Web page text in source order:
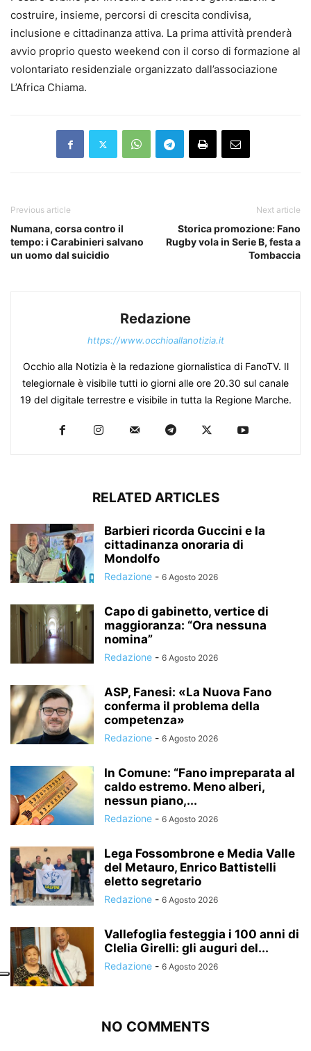
costruire, insieme, percorsi di crescita condivisa,
inclusione e cittadinanza attiva. La prima attività prenderà
avvio proprio questo weekend con il corso di formazione al
volontariato residenziale organizzato dall’associazione
L’Africa Chiama.
Previous article
Numana, corsa contro il
tempo: i Carabinieri salvano
un uomo dal suicidio
Next article
Storica promozione: Fano
Rugby vola in Serie B, festa a
Tombaccia
Redazione
https://www.occhioallanotizia.it
Occhio alla Notizia è la redazione giornalistica di FanoTV. Il
telegiornale è visibile tutti io giorni alle ore 20.30 sul canale
19 del digitale terrestre e visibile in tutta la Regione Marche.
RELATED ARTICLES
Barbieri ricorda Guccini e la
cittadinanza onoraria di
Mondolfo
Redazione - 6 Agosto 2026
Capo di gabinetto, vertice di
maggioranza: “Ora nessuna
nomina”
Redazione - 6 Agosto 2026
ASP, Fanesi: «La Nuova Fano
conferma il problema della
competenza»
Redazione - 6 Agosto 2026
In Comune: “Fano impreparata al
caldo estremo. Meno alberi,
nessun piano,...
Redazione - 6 Agosto 2026
Lega Fossombrone e Media Valle
del Metauro, Enrico Battistelli
eletto segretario
Redazione - 6 Agosto 2026
Vallefoglia festeggia i 100 anni di
Clelia Girelli: gli auguri del...
Redazione - 6 Agosto 2026
NO COMMENTS